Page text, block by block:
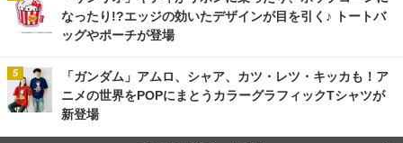
なったり!?エッジの効いたデザインが目を引く♪ トートバ
ッグやポーチが登場
「ガンダム」アムロ、シャア、カツ・レツ・キッカも！ア
ニメの世界をPOPにまとうカラーグラフィックTシャツが
新登場